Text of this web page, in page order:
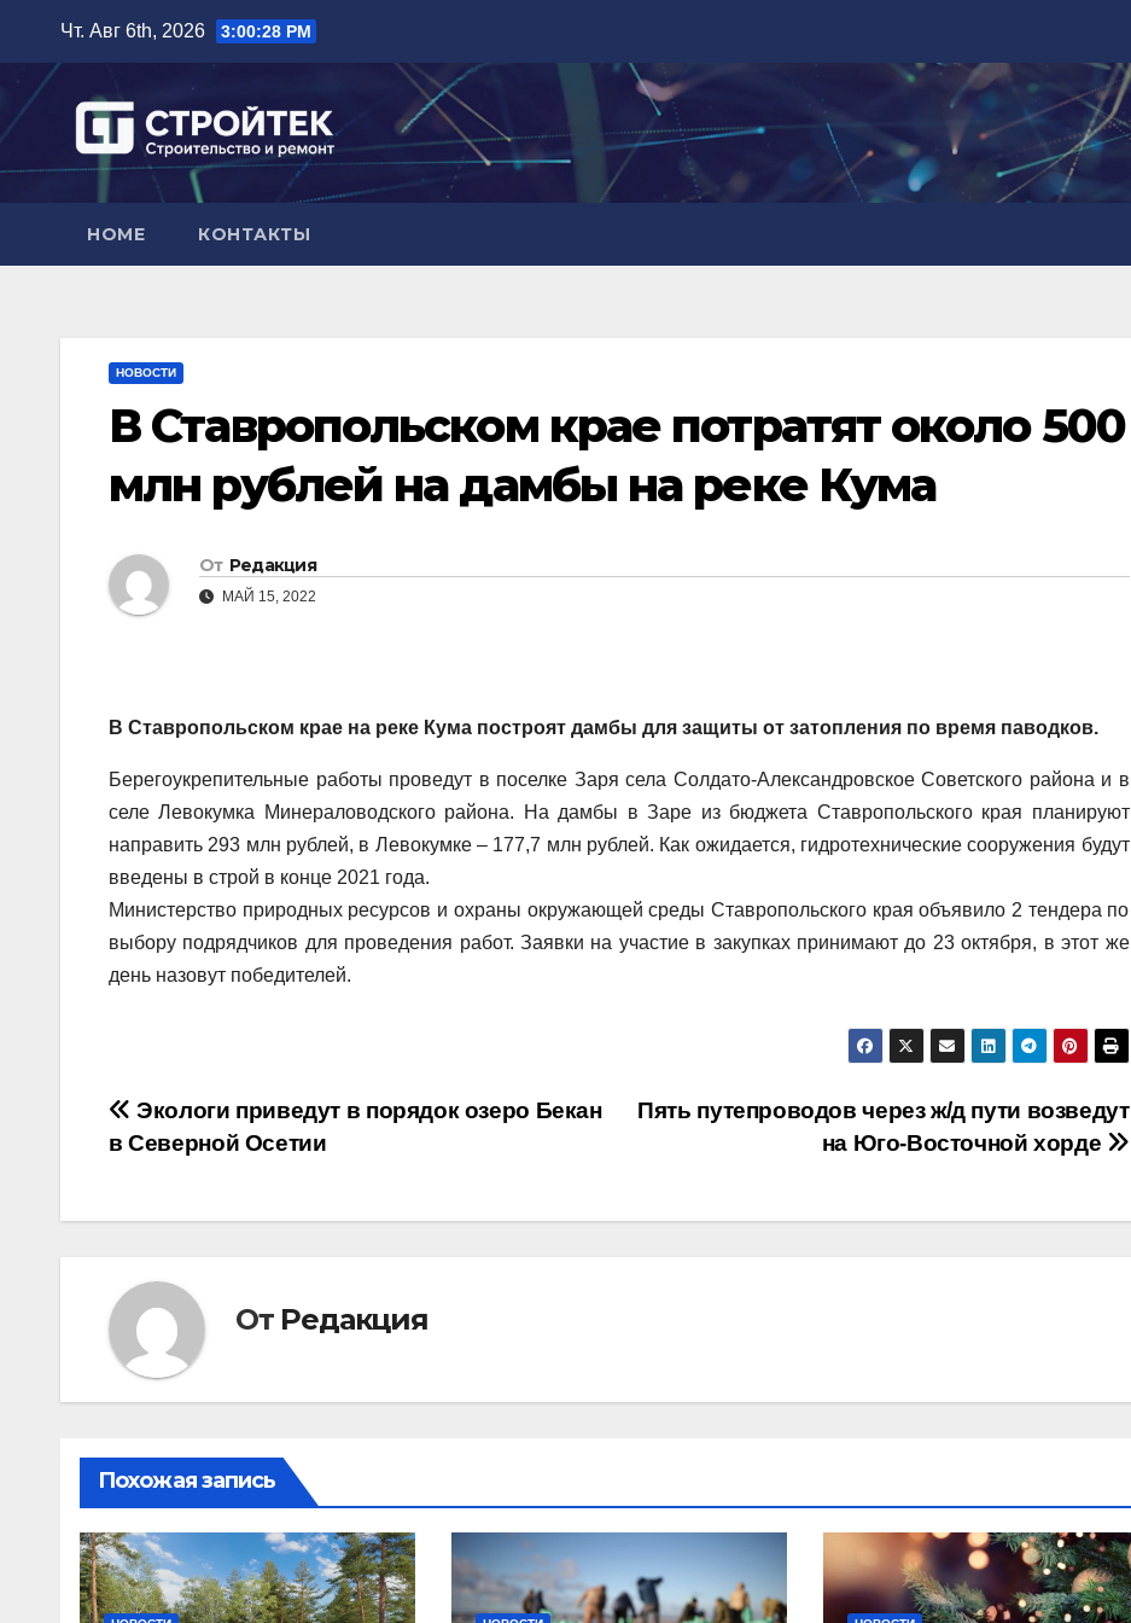
содержимому
Чт. Авг 6th, 2026 3:00:29 PM
HOME КОНТАКТЫ
НОВОСТИ
В Ставропольском крае потратят около 500
млн рублей на дамбы на реке Кума
От Редакция
МАЙ 15, 2022
В Ставропольском крае на реке Кума построят дамбы для защиты от затопления по время паводков.
Берегоукрепительные работы проведут в поселке Заря села Солдато-Александровское Советского района и в
селе Левокумка Минераловодского района. На дамбы в Заре из бюджета Ставропольского края планируют
направить 293 млн рублей, в Левокумке – 177,7 млн рублей. Как ожидается, гидротехнические сооружения будут
введены в строй в конце 2021 года.
Министерство природных ресурсов и охраны окружающей среды Ставропольского края объявило 2 тендера по
выбору подрядчиков для проведения работ. Заявки на участие в закупках принимают до 23 октября, в этот же
день назовут победителей.
Навигация
записям
Пять путепроводов через ж/д пути возведут
на Юго-Восточной хорде
Экологи приведут в порядок озеро Бекан
в Северной Осетии
От Редакция
Похожая запись